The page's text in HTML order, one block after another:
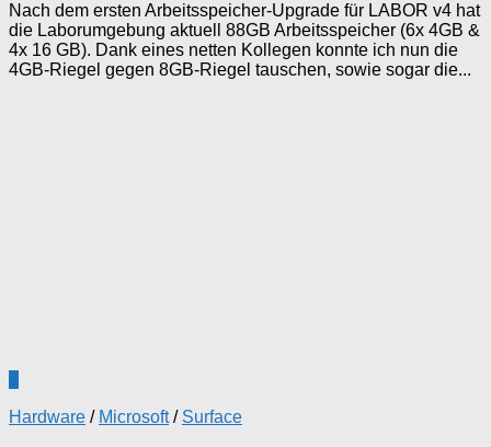
Nach dem ersten Arbeitsspeicher-Upgrade für LABOR v4 hat
die Laborumgebung aktuell 88GB Arbeitsspeicher (6x 4GB &
4x 16 GB). Dank eines netten Kollegen konnte ich nun die
4GB-Riegel gegen 8GB-Riegel tauschen, sowie sogar die...
Hardware / Microsoft/ Surface